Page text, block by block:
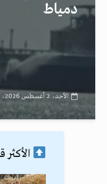
دمياط
الأحد، 2 أغسطس 2026، 6:02 ص
الأكثر